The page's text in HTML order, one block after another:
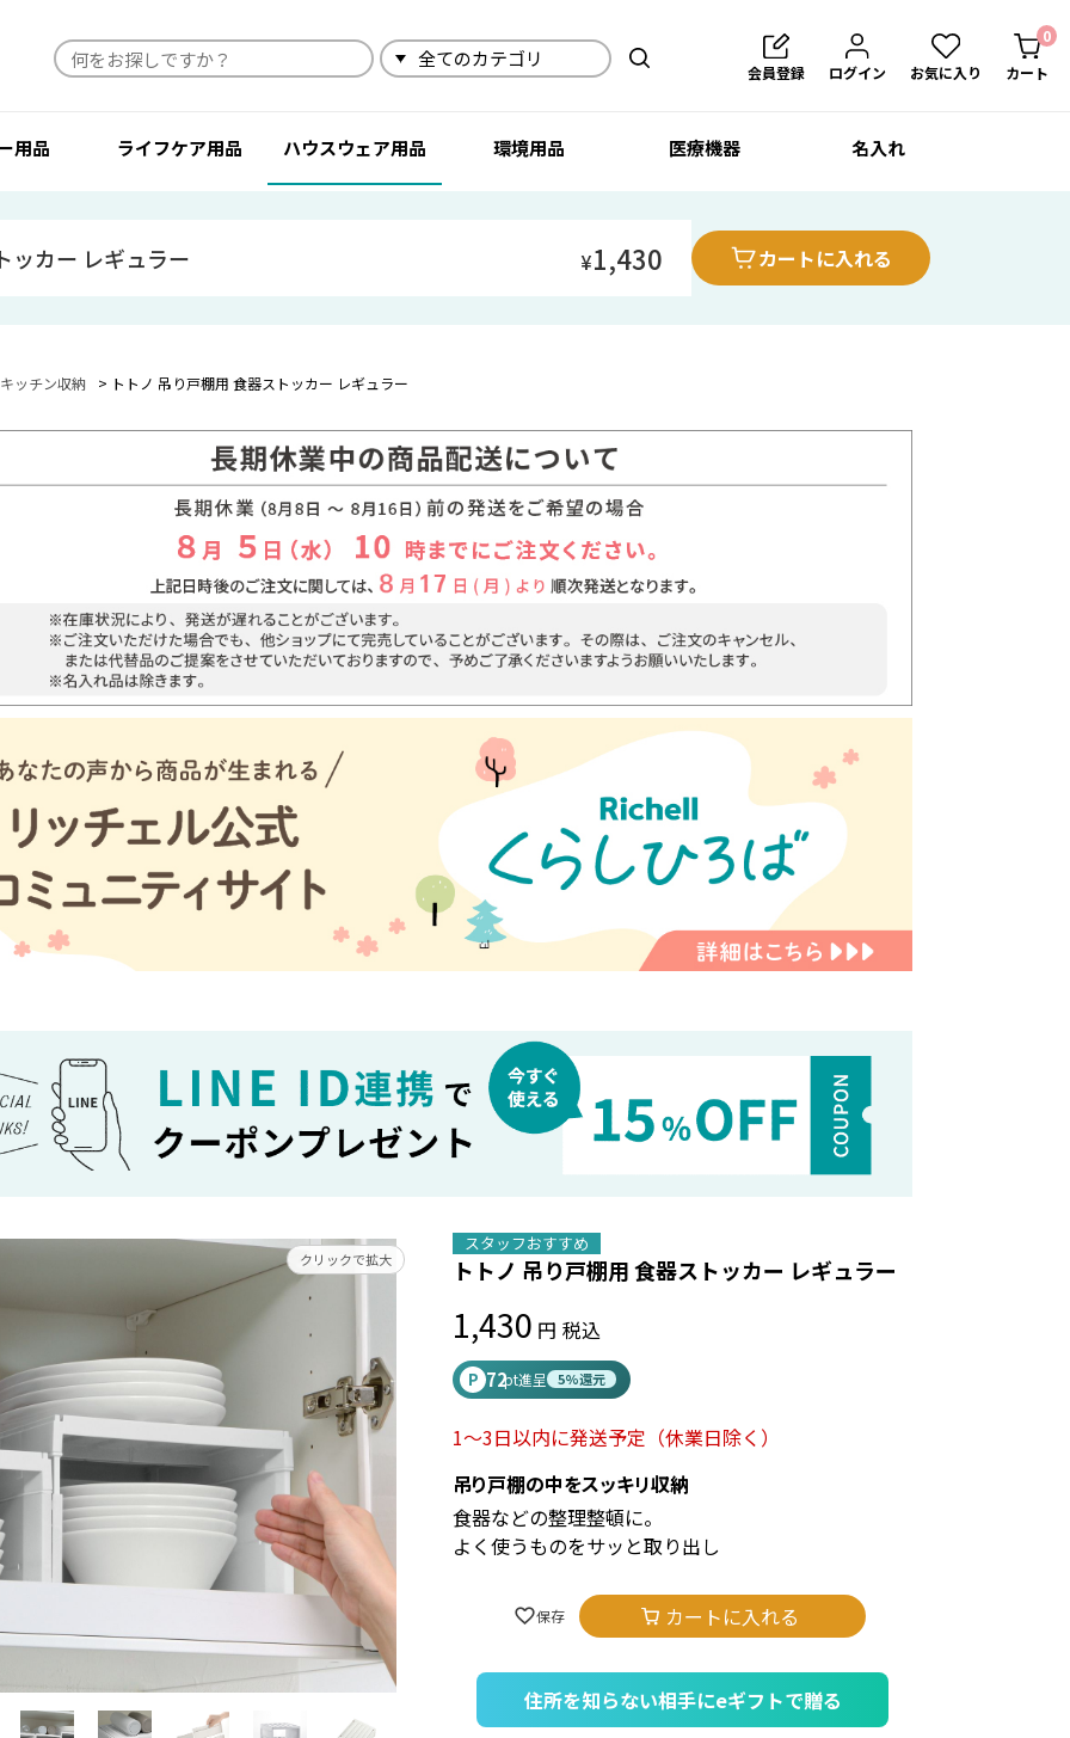
検索 会員登録 ログイン お気に入り カート
0
用品 ライフケア用品 ハウスウェア用品 環境用品 医療機器 名入れ
ッカー レギュラー ¥1,430 カートに入れる
キッチン収納 トトノ 吊り戸棚用 食器ストッカー レギュラー
クリックで拡大
スタッフおすすめ
トトノ 吊り戸棚用 食器ストッカー レギュラー
1,430 税込
P 72pt進呈 5%還元
1～3日以内に発送予定 （休業日除く）
吊り戸棚の中をスッキリ収納
食器などの整理整頓に。
よく使うものをサッと取り出し
カートに入れる
住所を知らない相手にeギフトで贈る